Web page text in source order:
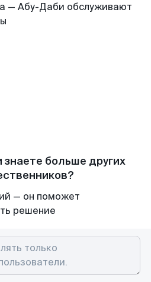
— Абу-Даби обслуживают
больше других
— он поможет
решение